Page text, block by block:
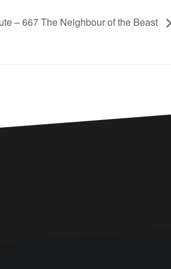
– 667 The Neighbour of the Beast